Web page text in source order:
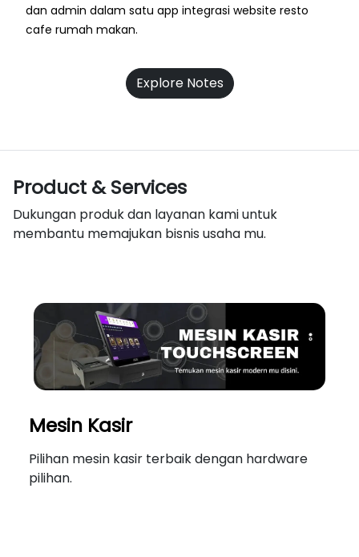
dan admin dalam satu app integrasi website resto
cafe rumah makan.
Explore Notes
Product & Services
Dukungan produk dan layanan kami untuk
membantu memajukan bisnis usaha mu.
Mesin Kasir
Pilihan mesin kasir terbaik dengan hardware
pilihan.